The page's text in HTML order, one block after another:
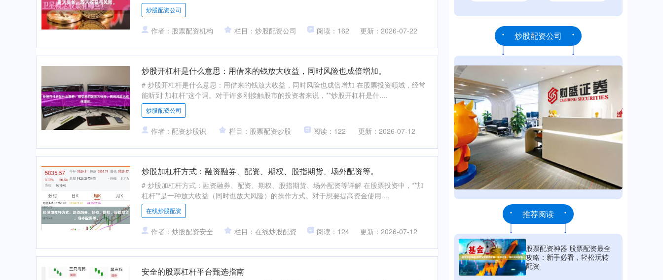
炒股配资公司
作者：股票配资机构 栏目：炒股配资公司 阅读：162 更新：2026-07-22
炒股开杠杆是什么意思：用借来的钱放大收益，同时风险也成倍增加。
# 炒股开杠杆是什么意思：用借来的钱放大收益，同时风险也成倍增加 在股票投资领域，经常
能听到“加杠杆”这个词。对于许多刚接触股市的投资者来说，**炒股开杠杆是什....
炒股配资公司
作者：配资炒股识 栏目：股票配资炒股 阅读：122 更新：2026-07-12
炒股加杠杆方式：融资融券、配资、期权、股指期货、场外配资等。
# 炒股加杠杆方式：融资融券、配资、期权、股指期货、场外配资等详解 在股票投资中，**加
杠杆**是一种放大收益（同时也放大风险）的操作方式。对于想要提高资金使用....
在线炒股配资
作者：炒股配资安全 栏目：在线炒股配资 阅读：124 更新：2026-07-12
安全的股票杠杆平台甄选指南
炒股配资公司
推荐阅读
股票配资神器 股票配资最全
攻略：新手必看，轻松玩转
配资